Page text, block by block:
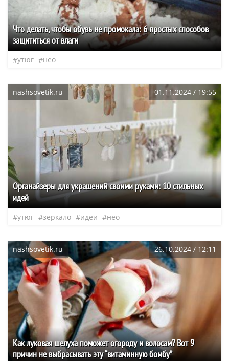
Что делать, чтобы обувь не промокала: 6 простых способов
защититься от влаги
утюг нео
nashsovetik.ru 01.11.2024 / 19:55
Органайзеры для украшений своими руками: 10 стильных
идей
утюг зеркало идеи нео
nashsovetik.ru 26.10.2024 / 12:11
Как луковая шелуха поможет огороду и волосам? Вот 9
причин не выбрасывать эту “витаминную бомбу”